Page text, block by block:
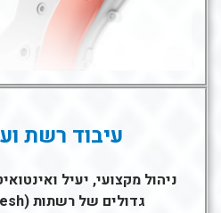
עיבוד רשת
ניהול מקצועי, יעיל
גדולים של רשתות (Mesh) וענני נקודות.